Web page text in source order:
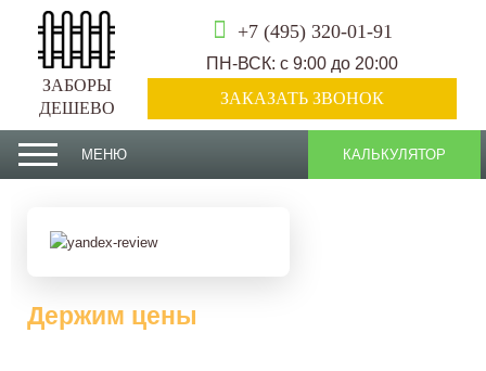
ЗАБОРЫ
ДЕШЕВО
+7 (495) 320-01-91
ПН-ВСК: с 9:00 до 20:00
ЗАКАЗАТЬ ЗВОНОК
МЕНЮ КАЛЬКУЛЯТОР
Держим цены